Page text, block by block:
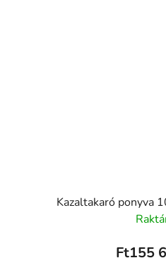
Kazaltakaró ponyva
Ft155